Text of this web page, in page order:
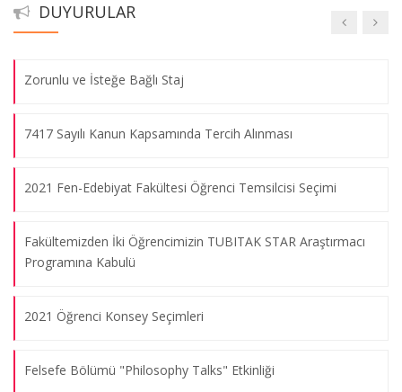
DUYURULAR
Zorunlu ve İsteğe Bağlı Staj
7417 Sayılı Kanun Kapsamında Tercih Alınması
2021 Fen-Edebiyat Fakültesi Öğrenci Temsilcisi Seçimi
Fakültemizden İki Öğrencimizin TUBITAK STAR Araştırmacı
Programına Kabulü
2021 Öğrenci Konsey Seçimleri
Felsefe Bölümü "Philosophy Talks" Etkinliği